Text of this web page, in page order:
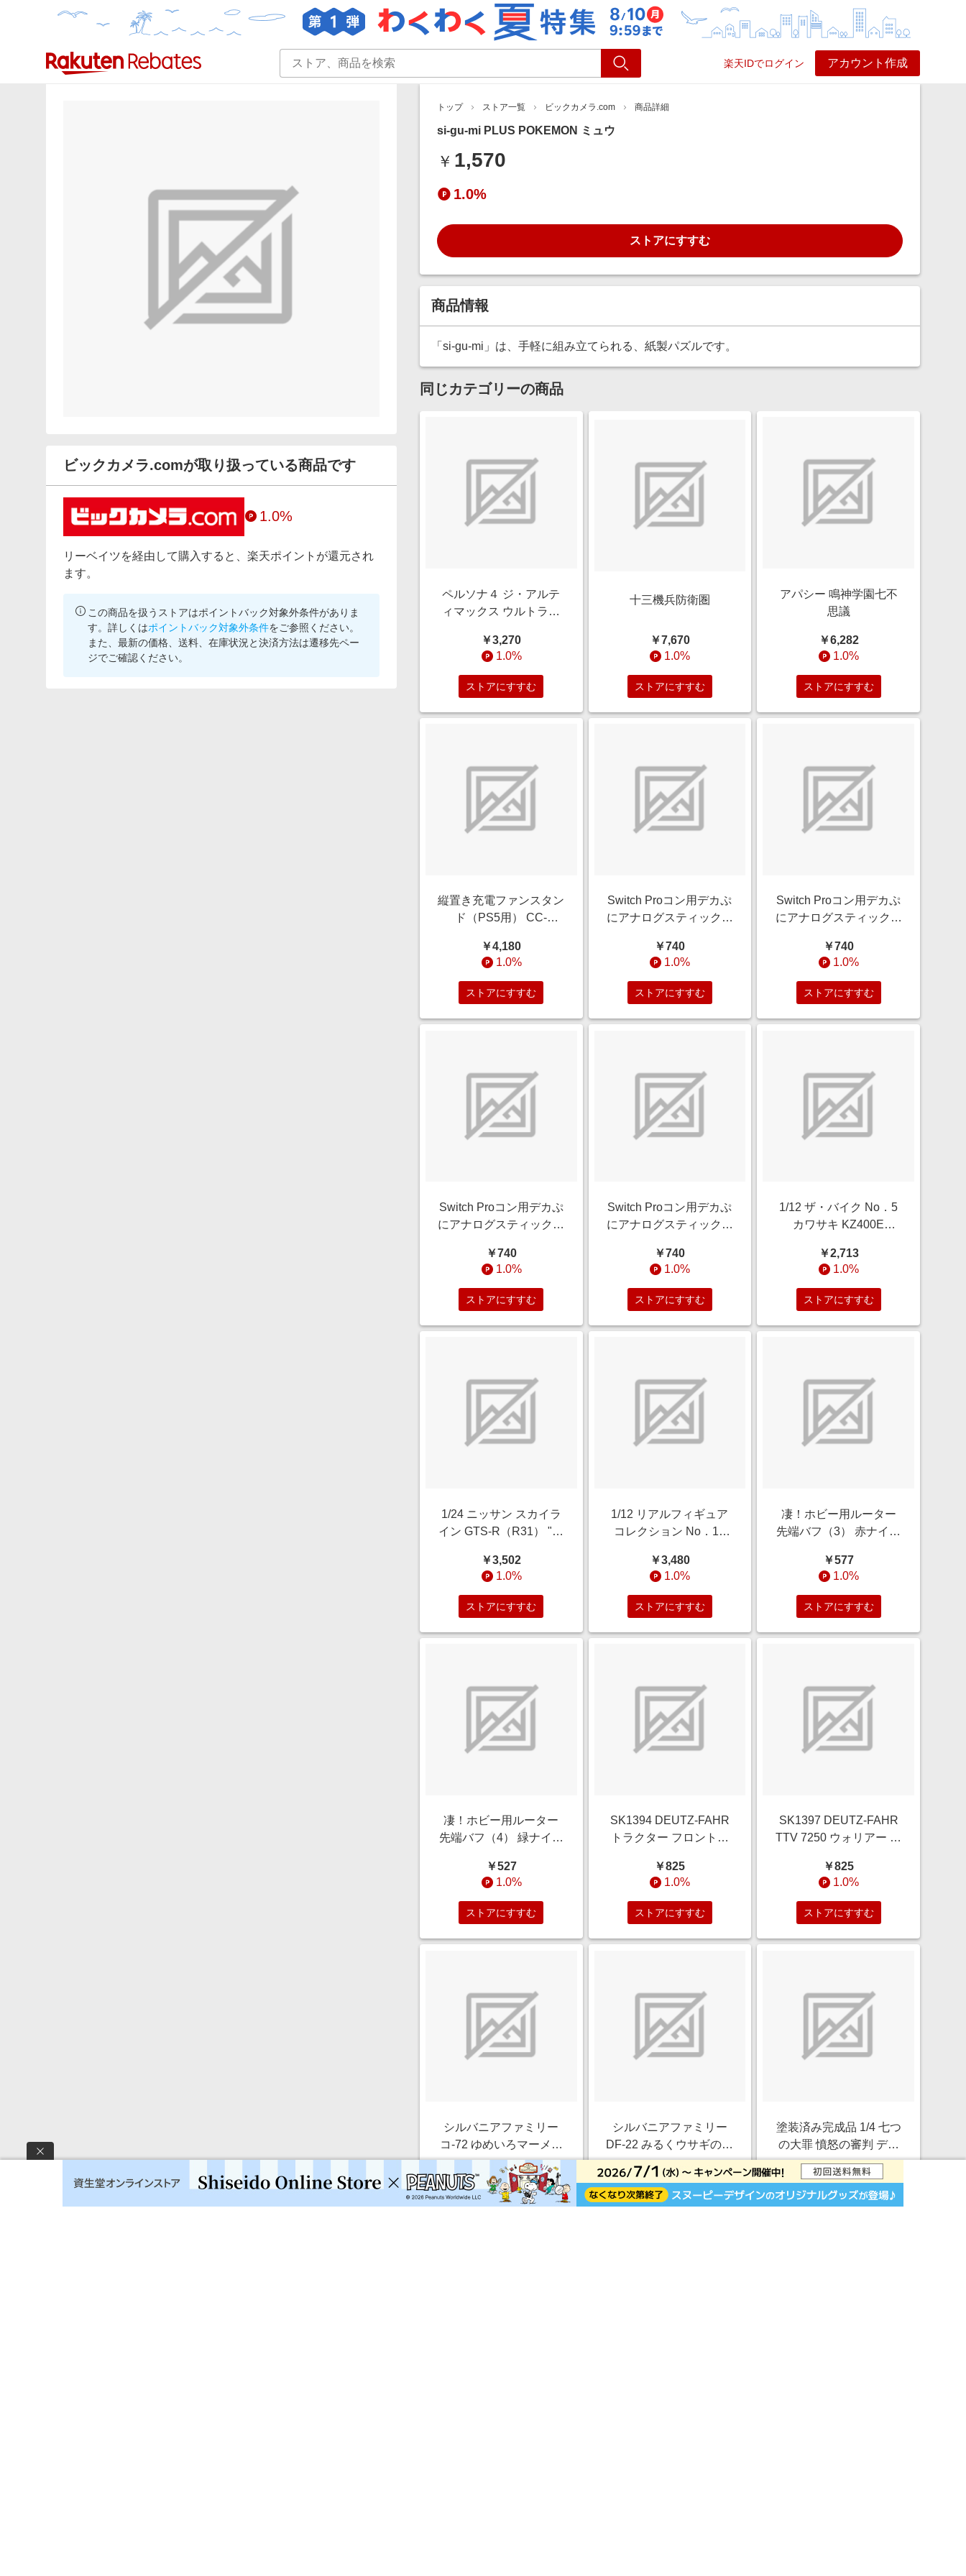
楽天IDでログイン アカウント作成
ビックカメラ.comが取り扱っている商品です
1.0%
リーベイツを経由して購入すると、楽天ポイントが還元され
ます。
この商品を扱うストアはポイントバック対象外条件がありま
す。詳しくはポイントバック対象外条件をご参照ください。
また、最新の価格、送料、在庫状況と決済方法は遷移先ペー
ジでご確認ください。
トップ ストア一覧 ビックカメラ.com 商品詳細
si-gu-mi PLUS POKEMON ミュウ
￥ 1,570
1.0%
ストアにすすむ
商品情報
「si-gu-mi」は、手軽に組み立てられる、紙製パズルです。
同じカテゴリーの商品
ペルソナ４ ジ・アルテ
ィマックス ウルトラス
￥3,270
1.0%
ストアにすすむ
十三機兵防衛圏
￥7,670
1.0%
ストアにすすむ
アパシー 鳴神学園七不
思議
￥6,282
1.0%
ストアにすすむ
縦置き充電ファンスタン
ド（PS5用） CC-
￥4,180
1.0%
ストアにすすむ
Switch Proコン用デカぷ
にアナログスティックカ
ALLONE ALG-NSPASB
￥740
1.0%
ストアにすすむ
Switch Proコン用デカぷ
にアナログスティックカ
ALLONE ALG-NSPASM
￥740
1.0%
ストアにすすむ
Switch Proコン用デカぷ
にアナログスティックカ
ALLONE ALG-NSPASV
￥740
1.0%
ストアにすすむ
Switch Proコン用デカぷ
にアナログスティックカ
ALLONE ALG-NSPASP
￥740
1.0%
ストアにすすむ
1/12 ザ・バイク No．5
カワサキ KZ400E
￥2,713
1.0%
ストアにすすむ
1/24 ニッサン スカイラ
イン GTS-R（R31） "カ
￥3,502
1.0%
ストアにすすむ
1/12 リアルフィギュア
コレクション No．18
￥3,480
1.0%
ストアにすすむ
凄！ホビー用ルーター
先端バフ（3） 赤ナイロ
￥577
1.0%
ストアにすすむ
凄！ホビー用ルーター
先端バフ（4） 緑ナイロ
￥527
1.0%
ストアにすすむ
SK1394 DEUTZ-FAHR
トラクター フロントロ
￥825
1.0%
ストアにすすむ
SK1397 DEUTZ-FAHR
TTV 7250 ウォリアー ボ
￥825
1.0%
ストアにすすむ
シルバニアファミリー
コ-72 ゆめいろマーメイ
ドキャッスル
￥5,334
1.0%
シルバニアファミリー
DF-22 みるくウサギのみ
つごちゃん だいすきお
ふろセット
￥2,190
1.0%
塗装済み完成品 1/4 七つ
の大罪 憤怒の審判 ディ
アンヌ バニーVer．
￥29,300
1.0%